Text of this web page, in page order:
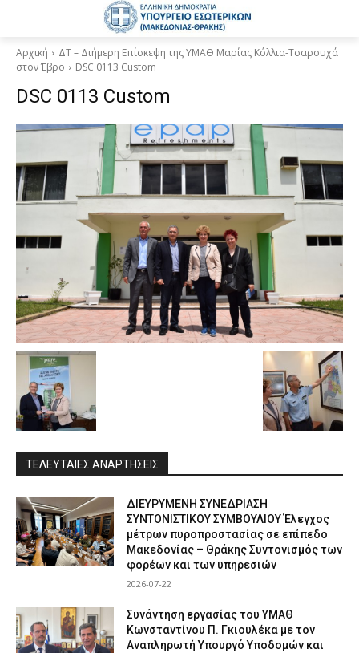
Αρχική
ΔΤ – Διήμερη Επίσκεψη της ΥΜΑΘ Μαρίας Κόλλια-Τσαρουχά
στον Έβρο
DSC 0113 Custom
DSC 0113 Custom
ΤΕΛΕΥΤΑΙΕΣ ΑΝΑΡΤΗΣΕΙΣ
ΔΙΕΥΡΥΜΕΝΗ ΣΥΝΕΔΡΙΑΣΗ
ΣΥΝΤΟΝΙΣΤΙΚΟΥ ΣΥΜΒΟΥΛΙΟΥ Έλεγχος
μέτρων πυροπροστασίας σε επίπεδο
Μακεδονίας – Θράκης Συντονισμός των
φορέων και των υπηρεσιών
2026-07-22
Συνάντηση εργασίας του ΥΜΑΘ
Κωνσταντίνου Π. Γκιουλέκα με τον
Αναπληρωτή Υπουργό Υποδομών και